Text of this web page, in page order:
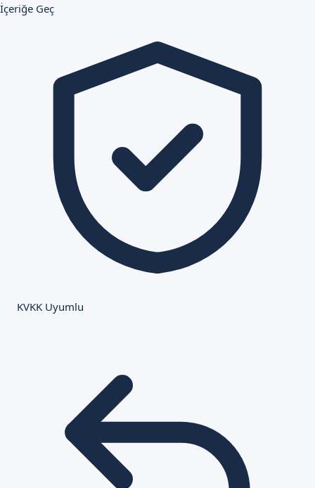
İçeriğe Geç
KVKK Uyumlu